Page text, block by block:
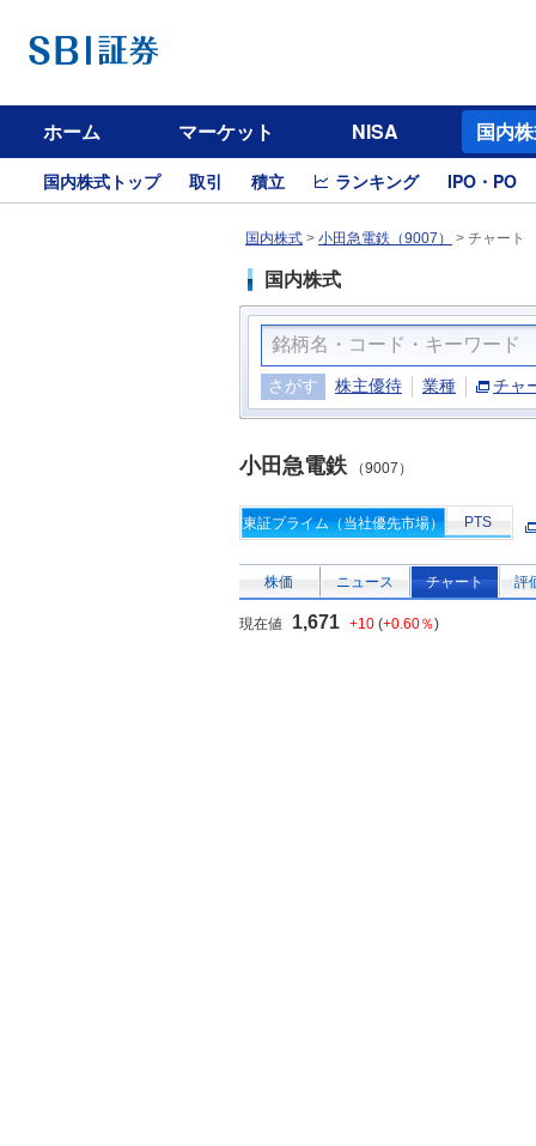
ホーム マーケット NISA 国内
国内株式トップ 取引 積立 ランキング IPO・PO
国内株式 > 小田急電鉄（9007） > チャート
国内株式
さがす 株主優待 業種 チャ
小田急電鉄 （9007）
東証プライム（当社優先市場） PTS
株価 ニュース チャート 評
現在値 1,671 +10 (+0.60％)